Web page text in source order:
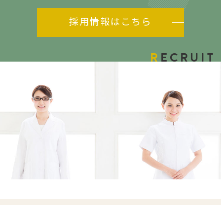
RECRUIT
採用情報はこちら